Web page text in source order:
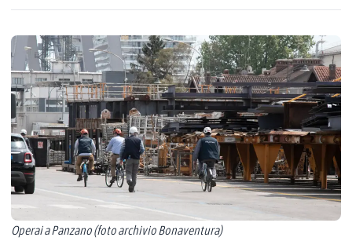
Operai a Panzano (foto archivio Bonaventura)